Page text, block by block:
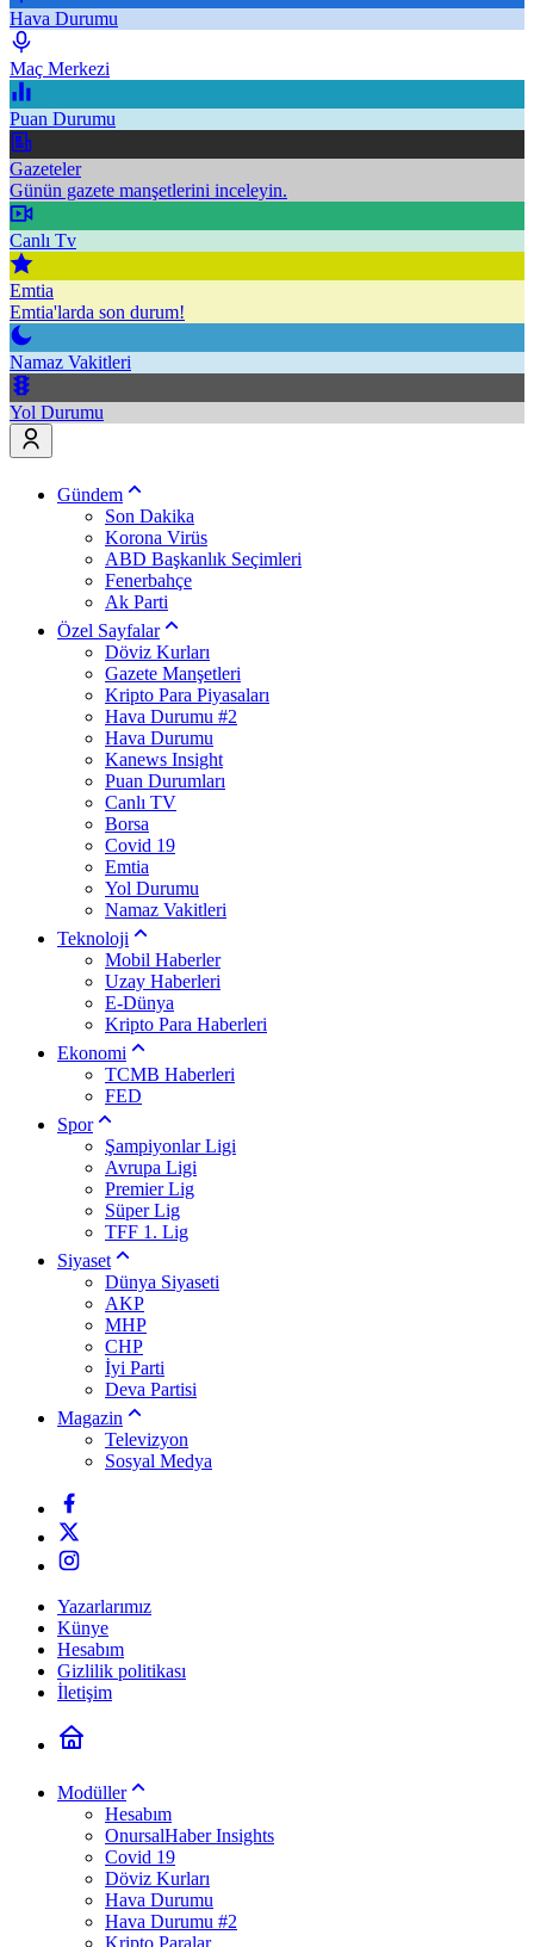
Hava Durumu
Maç Merkezi
Puan Durumu
Gazeteler
Günün gazete manşetlerini inceleyin.
Canlı Tv
Emtia
Emtia'larda son durum!
Namaz Vakitleri
Yol Durumu
Gündem
Son Dakika
Korona Virüs
ABD Başkanlık Seçimleri
Fenerbahçe
Ak Parti
Özel Sayfalar
Döviz Kurları
Gazete Manşetleri
Kripto Para Piyasaları
Hava Durumu #2
Hava Durumu
Kanews Insight
Puan Durumları
Canlı TV
Borsa
Covid 19
Emtia
Yol Durumu
Namaz Vakitleri
Teknoloji
Mobil Haberler
Uzay Haberleri
E-Dünya
Kripto Para Haberleri
Ekonomi
TCMB Haberleri
FED
Spor
Şampiyonlar Ligi
Avrupa Ligi
Premier Lig
Süper Lig
TFF 1. Lig
Siyaset
Dünya Siyaseti
AKP
MHP
CHP
İyi Parti
Deva Partisi
Magazin
Televizyon
Sosyal Medya
Yazarlarımız
Künye
Hesabım
Gizlilik politikası
İletişim
Modüller
Hesabım
OnursalHaber Insights
Covid 19
Döviz Kurları
Hava Durumu
Hava Durumu #2
Kripto Paralar